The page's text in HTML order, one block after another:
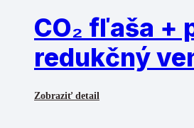
CO₂ fľaša +
redukčný
Zobraziť detail